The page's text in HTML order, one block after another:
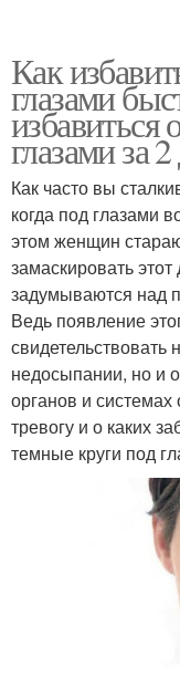
Как
глазами
избавиться
глазами за
Как часто вы
когда под глазами
этом женщин
замаскировать
задумываются над
Ведь появление
свидетельствовать
недосыпании, но и
органов и
тревогу и о каких
темные круги под